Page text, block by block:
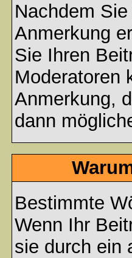
Nachdem
Anmerkung
Sie Ihren
Moderatoren
Anmerkung,
dann
Bestimmte
Wenn Ihr
sie durch ein